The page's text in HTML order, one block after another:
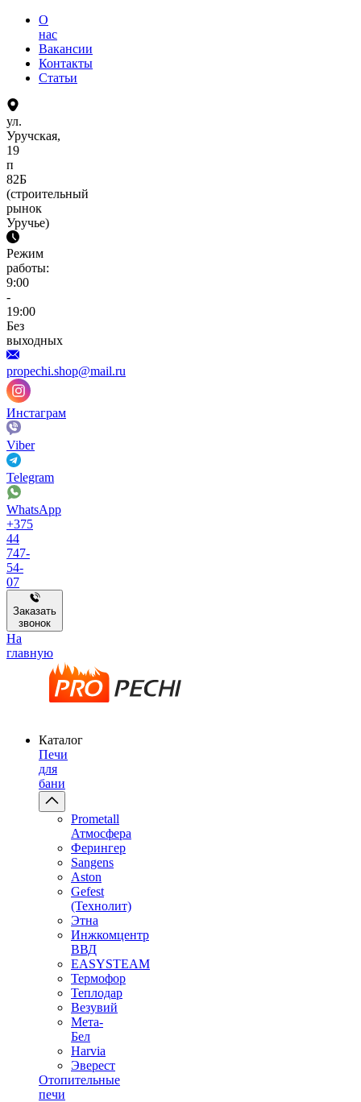
О
нас
Вакансии
Контакты
Статьи
ул.
Уручская,
19
п
82Б
(строительный
рынок
Уручье)
Режим
работы:
9:00
-
19:00
Без
выходных
propechi.shop@mail.ru
Инстаграм
Viber
Telegram
WhatsApp
+375
44
747-
54-
07
Заказать
звонок
На
главную
Каталог
Печи
для
бани
Prometall
Атмосфера
Ферингер
Sangens
Aston
Gefest
(Технолит)
Этна
Инжкомцентр
ВВД
EASYSTEAM
Термофор
Теплодар
Везувий
Мета-
Бел
Harvia
Эверест
Отопительные
печи